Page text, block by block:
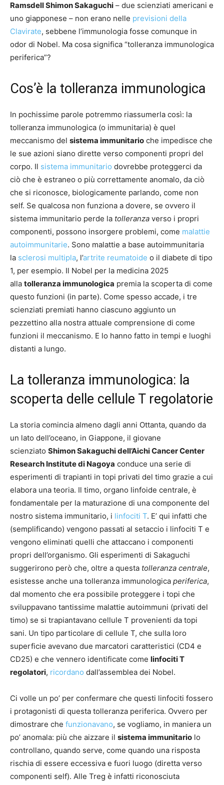
Ramsdell Shimon Sakaguchi – due scienziati americani e
uno giapponese – non erano nelle previsioni della
Clavirate, sebbene l’immunologia fosse comunque in
odor di Nobel. Ma cosa significa “tolleranza immunologica
periferica”?
Cos’è la tolleranza immunologica
In pochissime parole potremmo riassumerla così: la
tolleranza immunologica (o immunitaria) è quel
meccanismo del sistema immunitario che impedisce che
le sue azioni siano dirette verso componenti propri del
corpo. Il sistema immunitario dovrebbe proteggerci da
ciò che è estraneo o più correttamente anomalo, da ciò
che si riconosce, biologicamente parlando, come non
self. Se qualcosa non funziona a dovere, se ovvero il
sistema immunitario perde la tolleranza verso i propri
componenti, possono insorgere problemi, come malattie
autoimmunitarie. Sono malattie a base autoimmunitaria
la sclerosi multipla, l’artrite reumatoide o il diabete di tipo
1, per esempio. Il Nobel per la medicina 2025
alla tolleranza immunologica premia la scoperta di come
questo funzioni (in parte). Come spesso accade, i tre
scienziati premiati hanno ciascuno aggiunto un
pezzettino alla nostra attuale comprensione di come
funzioni il meccanismo. E lo hanno fatto in tempi e luoghi
distanti a lungo.
La tolleranza immunologica: la
scoperta delle cellule T regolatorie
La storia comincia almeno dagli anni Ottanta, quando da
un lato dell’oceano, in Giappone, il giovane
scienziato Shimon Sakaguchi dell’Aichi Cancer Center
Research Institute di Nagoya conduce una serie di
esperimenti di trapianti in topi privati del timo grazie a cui
elabora una teoria. Il timo, organo linfoide centrale, è
fondamentale per la maturazione di una componente del
nostro sistema immunitario, i linfociti T. E’ qui infatti che
(semplificando) vengono passati al setaccio i linfociti T e
vengono eliminati quelli che attaccano i componenti
propri dell’organismo. Gli esperimenti di Sakaguchi
suggerirono però che, oltre a questa tolleranza centrale,
esistesse anche una tolleranza immunologica periferica,
dal momento che era possibile proteggere i topi che
sviluppavano tantissime malattie autoimmuni (privati del
timo) se si trapiantavano cellule T provenienti da topi
sani. Un tipo particolare di cellule T, che sulla loro
superficie avevano due marcatori caratteristici (CD4 e
CD25) e che vennero identificate come linfociti T
regolatori, ricordano dall’assemblea dei Nobel.
Ci volle un po’ per confermare che questi linfociti fossero
i protagonisti di questa tolleranza periferica. Ovvero per
dimostrare che funzionavano, se vogliamo, in maniera un
po’ anomala: più che aizzare il sistema immunitario lo
controllano, quando serve, come quando una risposta
rischia di essere eccessiva e fuori luogo (diretta verso
componenti self). Alle Treg è infatti riconosciuta